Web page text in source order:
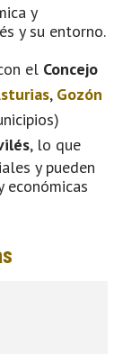
y
y su entorno.
el Concejo
, Gozón
, lo que
y pueden
económicas